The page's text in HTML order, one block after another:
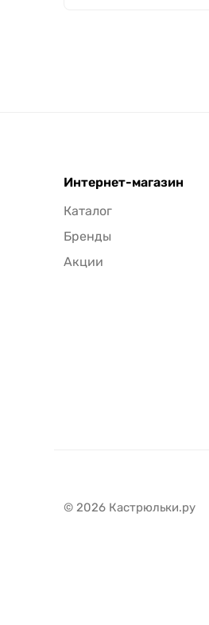
Интернет-магазин
Каталог
Бренды
Акции
© 2026 Кастрюльки.ру